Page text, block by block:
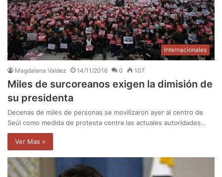
Internacionales
Magdalena Valdez 14/11/2016 0 107
Miles de surcoreanos exigen la dimisión de
su presidenta
Decenas de miles de personas se movilizaron ayer al centro de
Seúl como medida de protesta contra las actuales autoridades…
Ver Mas »